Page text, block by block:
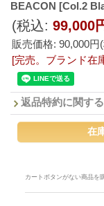
BEACON [Col.2
販売価格: 90,000円
(税込: 99,000
[完売。ブランド在
返品特約に関す
カートボタンがない商品を